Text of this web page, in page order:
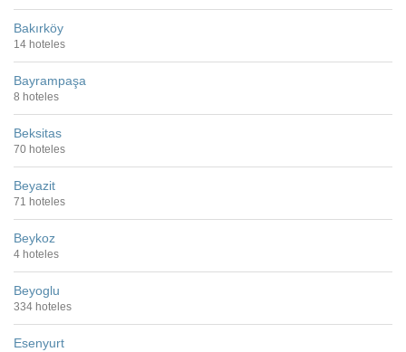
Bakırköy
14 hoteles
Bayrampaşa
8 hoteles
Beksitas
70 hoteles
Beyazit
71 hoteles
Beykoz
4 hoteles
Beyoglu
334 hoteles
Esenyurt